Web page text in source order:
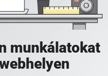
munkálatokat